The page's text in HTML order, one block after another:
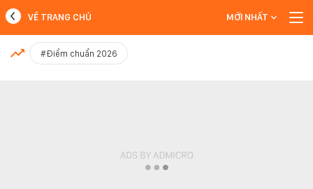
MỚI NHẤT
VỀ TRANG CHỦ MỚI NHẤT
#Điểm chuẩn 2026